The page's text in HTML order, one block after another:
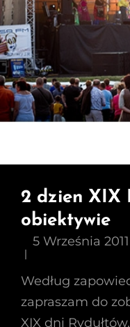
2 dzien XIX
obiektywie
5 Września 2011
Według
zapraszam do
XIX dni